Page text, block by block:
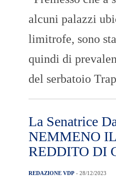
alcuni palazzi
limitrofe, sono
quindi di
del serbatoio
La Senatrice
NEMMENO
REDDITO DI
REDAZIONE VDP - 28/12/2023